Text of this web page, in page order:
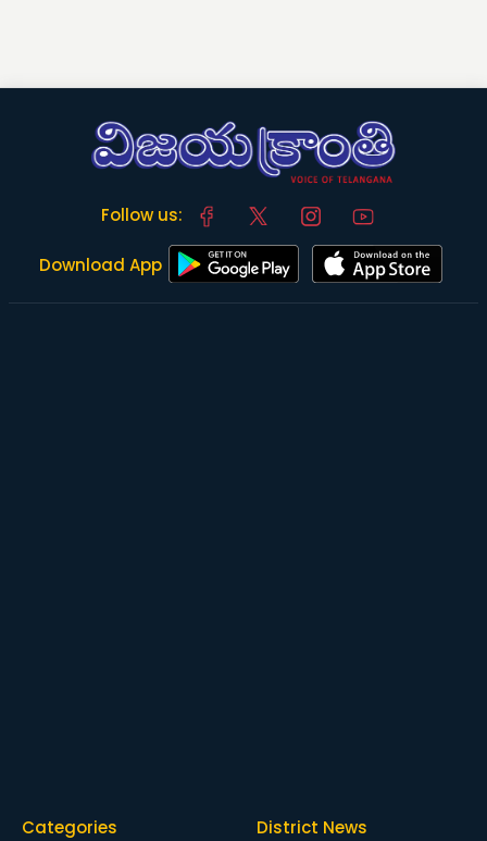
Follow us:
Download App
Categories District News